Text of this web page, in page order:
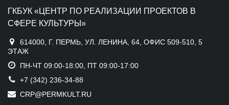
ГКБУК «ЦЕНТР ПО РЕАЛИЗАЦИИ ПРОЕКТОВ В
СФЕРЕ КУЛЬТУРЫ»
614000, Г. ПЕРМЬ, УЛ. ЛЕНИНА, 64, ОФИС 509-510, 5
ЭТАЖ
ПН-ЧТ 09:00-18:00, ПТ 09:00-17:00
+7 (342) 236-34-88
CRP@PERMKULT.RU